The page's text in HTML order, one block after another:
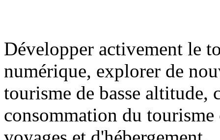
Développer activement le
numérique, explorer de
tourisme de basse altitude,
consommation du